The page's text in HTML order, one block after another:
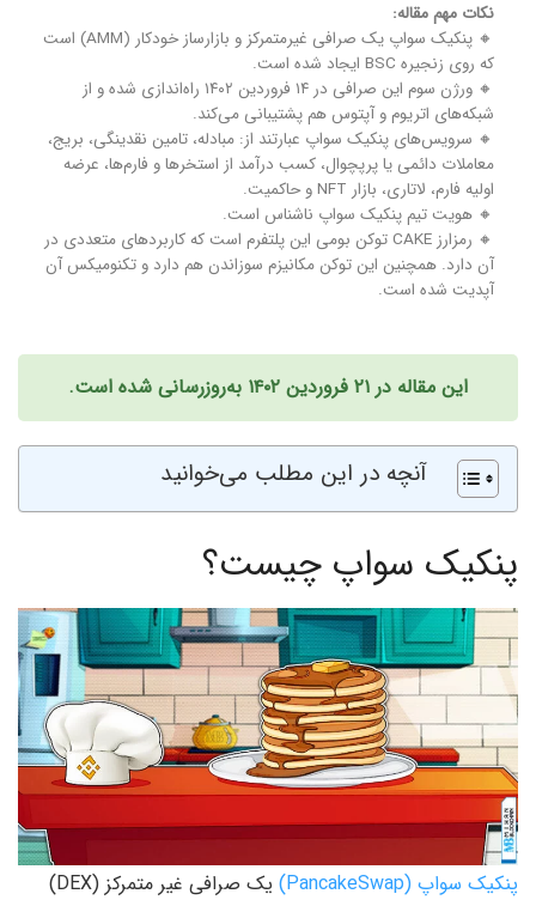
نکات مهم مقاله:
🔸 پنکیک سواپ یک صرافی غیرمتمرکز و بازارساز خودکار (AMM) است
که روی زنجیره BSC ایجاد شده است.
🔸 ورژن سوم این صرافی در ۱۴ فروردین ۱۴۰۲ راه‌اندازی شده و از
شبکه‌های اتریوم و آپتوس هم پشتیبانی می‌کند.
🔸 سرویس‌های پنکیک سواپ عبارتند از: مبادله، تامین نقدینگی، بریج،
معاملات دائمی یا پرپچوال، کسب درآمد از استخرها و فارم‌ها، عرضه
اولیه فارم، لاتاری، بازار NFT و حاکمیت.
🔸 هویت تیم پنکیک سواپ ناشناس است.
🔸 رمزارز CAKE توکن بومی این پلتفرم است که کاربردهای متعددی در
آن دارد. همچنین این توکن مکانیزم سوزاندن هم دارد و تکنومیکس آن
آپدیت شده است.
این مقاله در ۲۱ فروردین ۱۴۰۲ به‌روزرسانی شده است.
آنچه در این مطلب می‌خوانید
پنکیک سواپ چیست؟
پنکیک سواپ (PancakeSwap)
یک صرافی غیر متمرکز (DEX)